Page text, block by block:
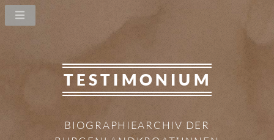
TESTIMONIUM
BIOGRAPHIEARCHIV DER